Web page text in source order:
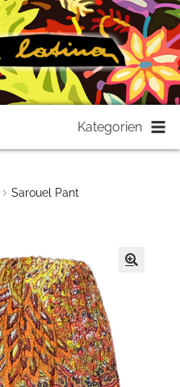
Kategorien
Sarouel Pant